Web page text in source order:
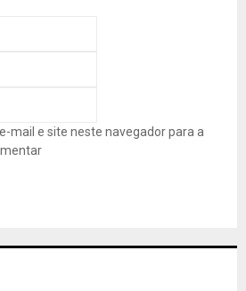
mail e site neste navegador para a